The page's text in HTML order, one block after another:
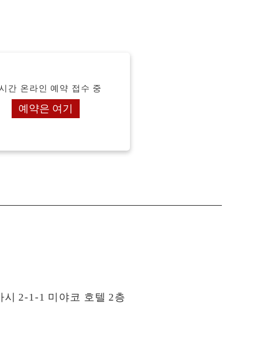
간 온라인 예약 접수 중
예약은 여기
시 2-1-1 미야코 호텔 2층